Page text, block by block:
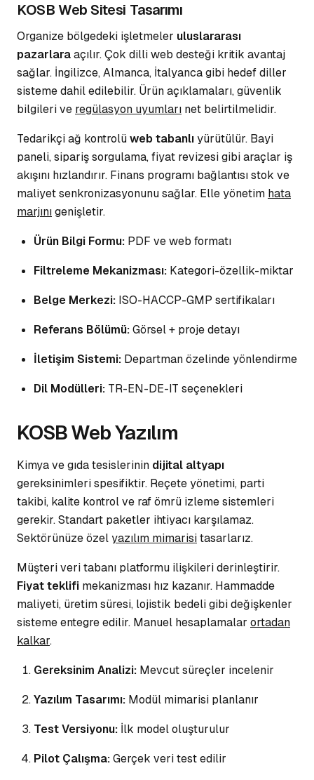
KOSB Web Sitesi Tasarımı
Organize bölgedeki işletmeler uluslararası
pazarlaraaçılır. Çok dilli web desteği kritik avantaj
sağlar. İngilizce, Almanca, İtalyanca gibi hedef diller
sisteme dahil edilebilir. Ürün açıklamaları, güvenlik
bilgileri ve regülasyon uyumları net belirtilmelidir.
Tedarikçi ağ kontrolüweb tabanlıyürütülür. Bayi
paneli, sipariş sorgulama, fiyat revizesi gibi araçlar iş
akışını hızlandırır. Finans programı bağlantısı stok ve
maliyet senkronizasyonunu sağlar. Elle yönetim hata
marjınıgenişletir.
Ürün Bilgi Formu: PDF ve web formatı
Filtreleme Mekanizması: Kategori-özellik-miktar
Belge Merkezi: ISO-HACCP-GMP sertifikaları
Referans Bölümü:Görsel + proje detayı
İletişim Sistemi: Departman özelinde yönlendirme
Dil Modülleri: TR-EN-DE-IT seçenekleri
KOSB Web Yazılım
Kimya ve gıda tesislerinin dijital altyapı
gereksinimleri spesifiktir. Reçete yönetimi, parti
takibi, kalite kontrol ve raf ömrü izleme sistemleri
gerekir. Standart paketler ihtiyacı karşılamaz.
Sektörünüze özelyazılım mimarisitasarlarız.
Müşteri veri tabanı platformu ilişkileri derinleştirir.
Fiyat teklifi mekanizması hız kazanır. Hammadde
maliyeti, üretim süresi, lojistik bedeli gibideğişkenler
sisteme entegre edilir. Manuel hesaplamalar ortadan
kalkar.
Gereksinim Analizi: Mevcut süreçler incelenir
Yazılım Tasarımı: Modül mimarisi planlanır
Test Versiyonu: İlk model oluşturulur
Pilot Çalışma:Gerçek veri test edilir